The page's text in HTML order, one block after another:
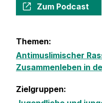
Zum Podcast
Themen:
Antimuslimischer
Zusammenleben in
Zielgruppen: